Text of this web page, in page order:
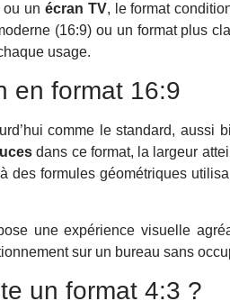
ou un écran TV, le format
(16:9) ou un format plus
usage.
en format 16:9
comme le standard, aussi
dans ce format, la largeur
des formules géométriques
une expérience visuelle
sur un bureau sans
un format 4:3 ?